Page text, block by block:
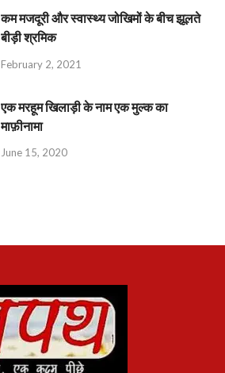
कम मजदूरी और स्वास्थ्य जोखिमों के बीच झूलते
बीड़ी श्रमिक
February 2, 2021
एक मरहूम खिलाड़ी के नाम एक मुल्क का
माफ़ीनामा
June 15, 2020